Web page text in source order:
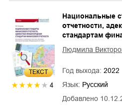
ТЕКСТ
4
Добавлено
Национальные
отчетности,
стандартам
Людмила
Год выхода: 2022
Язык: Русский